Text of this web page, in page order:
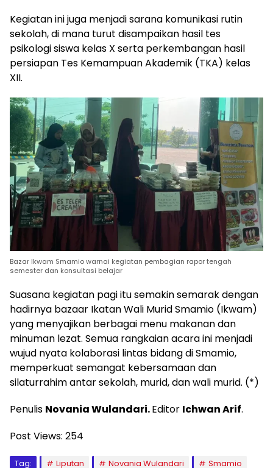
Kegiatan ini juga menjadi sarana komunikasi rutin
sekolah, di mana turut disampaikan hasil tes
psikologi siswa kelas X serta perkembangan hasil
persiapan Tes Kemampuan Akademik (TKA) kelas
XII.
Bazar Ikwam Smamio warnai kegiatan pembagian rapor tengah
semester dan konsultasi belajar
Suasana kegiatan pagi itu semakin semarak dengan
hadirnya bazaar Ikatan Wali Murid Smamio (Ikwam)
yang menyajikan berbagai menu makanan dan
minuman lezat. Semua rangkaian acara ini menjadi
wujud nyata kolaborasi lintas bidang di Smamio,
memperkuat semangat kebersamaan dan
silaturrahim antar sekolah, murid, dan wali murid. (*)
Penulis Novania Wulandari.Editor Ichwan Arif.
Post Views: 254
Tag: Liputan Novania Wulandari Smamio